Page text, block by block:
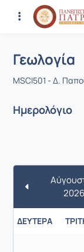
Μάθημα :
Κωδικός :
Γεωλογία
MSCI501 - Δ.
Ημερολόγιο
2026
ΔΕΥΤΈΡΑ